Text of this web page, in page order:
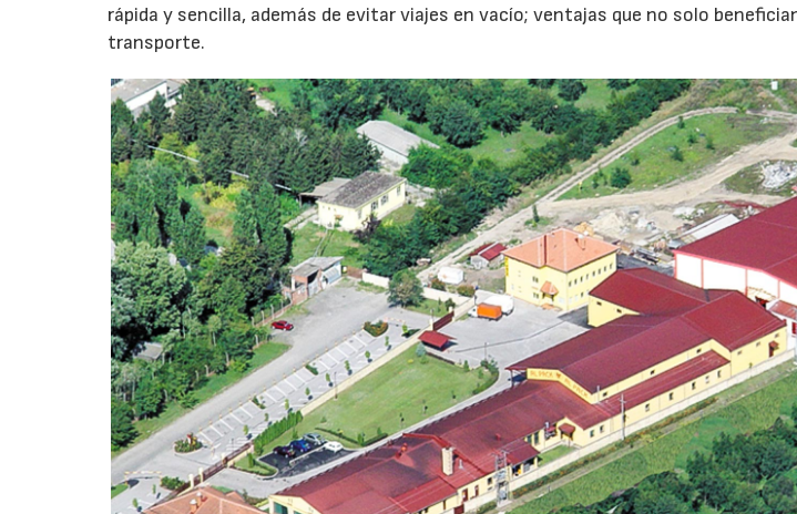
rápida y sencilla, además de evitar viajes en vacío; ventajas que no solo
transporte.